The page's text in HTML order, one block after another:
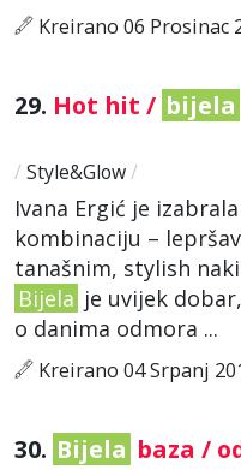
Kreirano 06 Prosinac
29. Hot hit / bijela
/ Style&Glow/
Ivana Ergić je
kombinaciju –
tanašnim, stylish
Bijela je uvijek
o danima odmora ...
Kreirano 04 Srpanj
30. Bijela baza /